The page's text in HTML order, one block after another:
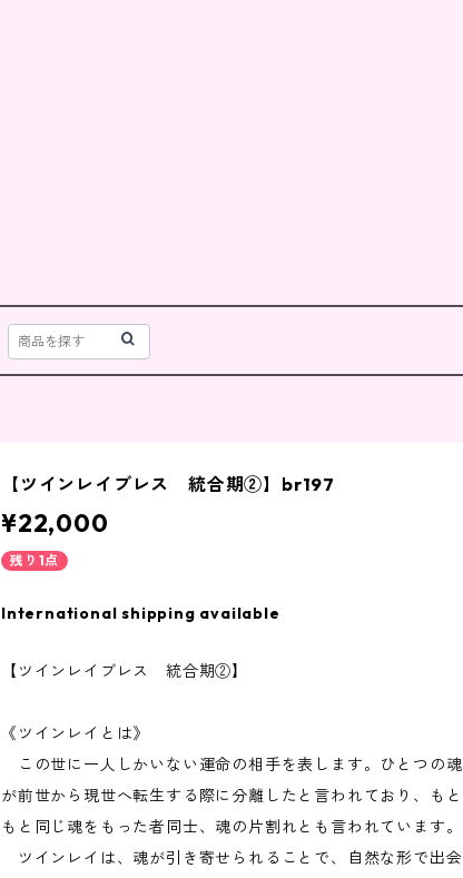
【ツインレイブレス 統合期②】br197
¥22,000
残り1点
International shipping available
【ツインレイブレス 統合期②】
《ツインレイとは》
この世に一人しかいない運命の相手を表します。ひとつの魂
が前世から現世へ転生する際に分離したと言われており、もと
もと同じ魂をもった者同士、魂の片割れとも言われています。
ツインレイは、魂が引き寄せられることで、自然な形で出会